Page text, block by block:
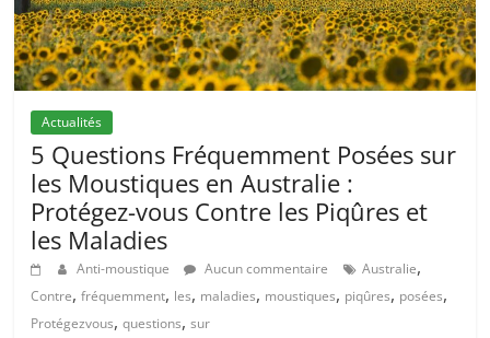
Actualités
5 Questions Fréquemment Posées sur
les Moustiques en Australie :
Protégez-vous Contre les Piqûres et
les Maladies
Anti-moustique Aucun commentaire Australie,
Contre,fréquemment, les, maladies, moustiques, piqûres, posées,
Protégezvous,questions,sur